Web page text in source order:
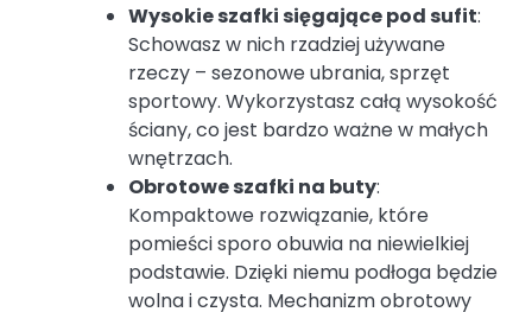
Wysokie szafki sięgające pod sufit:
Schowasz w nich rzadziej używane
rzeczy – sezonowe ubrania, sprzęt
sportowy. Wykorzystasz całą wysokość
ściany, co jest bardzo ważne w małych
wnętrzach.
Obrotowe szafki na buty:
Kompaktowe rozwiązanie, które
pomieści sporo obuwia na niewielkiej
podstawie. Dzięki niemu podłoga będzie
wolna i czysta. Mechanizm obrotowy